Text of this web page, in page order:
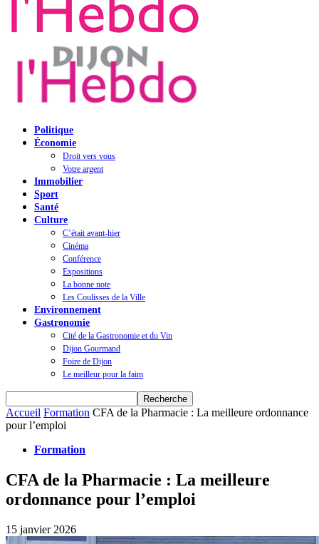
Politique
Économie
Droit vers vous
Votre argent
Immobilier
Sport
Santé
Culture
C’était avant-hier
Cinéma
Conférence
Expositions
La bonne note
Les Coulisses de la Ville
Environnement
Gastronomie
Cité de la Gastronomie et du Vin
Dijon Gourmand
Foire de Dijon
Le meilleur pour la faim
Accueil Formation CFA de la Pharmacie : La meilleure ordonnance
pour l’emploi
Formation
CFA de la Pharmacie : La meilleure
ordonnance pour l’emploi
15 janvier 2026